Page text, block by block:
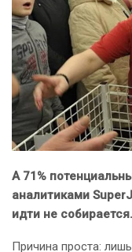
А 71%
аналитиками
идти не собирается.
Причина проста: